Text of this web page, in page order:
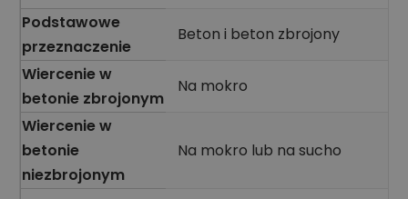
Podstawowe
przeznaczenie
Beton i beton zbrojony
Wiercenie w
betonie zbrojonym
Na mokro
Wiercenie w
betonie
niezbrojonym
Na mokro lub na sucho